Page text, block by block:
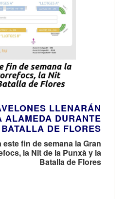
LLENARÁN
ALAMEDA DURANTE
DE FLORES
este fin de semana la Gran
la Nit de la Punxà y la
Batalla de Flores